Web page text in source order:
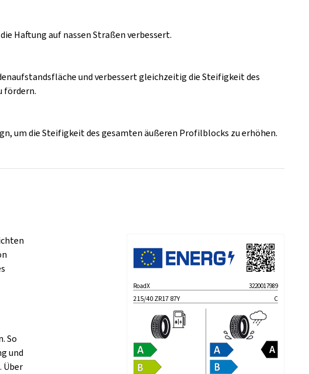
Haftung auf nassen Straßen verbessert.
und verbessert gleichzeitig die Steifigkeit des
fördern.
um die Steifigkeit des gesamten äußeren Profilblocks zu erhöhen.
So
und
Über
RoadX 3220017989
215/40 ZR17 87Y C